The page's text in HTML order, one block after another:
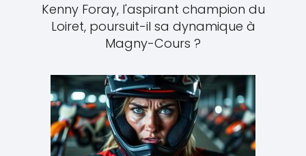
Kenny Foray, l'aspirant champion du
Loiret, poursuit-il sa dynamique à
Magny-Cours ?